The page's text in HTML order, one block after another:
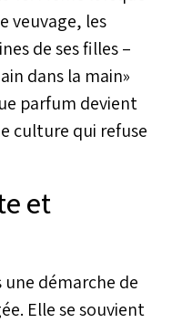
veuvage, les
de ses filles –
dans la main»
parfum devient
culture qui refuse
et
une démarche de
Elle se souvient